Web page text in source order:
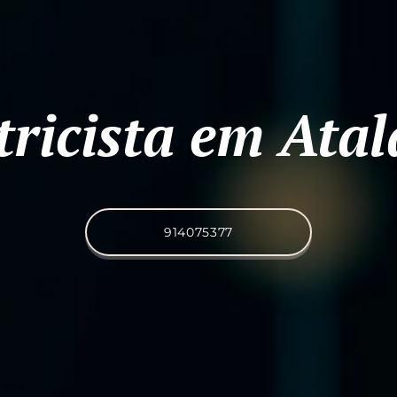
em
914075377